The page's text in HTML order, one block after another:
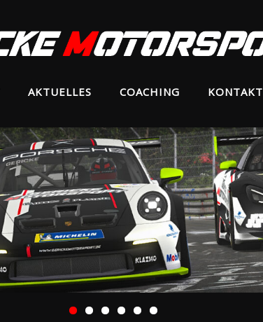
AKTUELLES COACHING KONTAKT